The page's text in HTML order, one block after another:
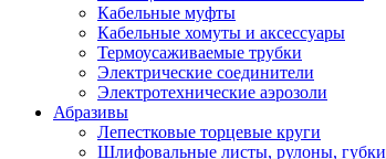
Кабельные муфты
Кабельные хомуты и аксессуары
Термоусаживаемые трубки
Электрические соединители
Электротехнические аэрозоли
Абразивы
Лепестковые торцевые круги
Шлифовальные листы, рулоны, губки